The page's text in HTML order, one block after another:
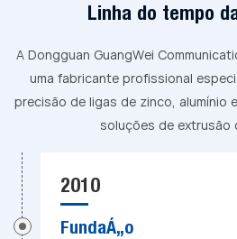
Linha do tempo
A Dongguan GuangWei
uma fabricante profissional
precisão de ligas de zinco, alumínio
soluções de extrusão
2010
Fundação